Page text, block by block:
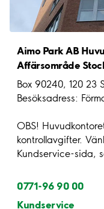
Aimo Park AB
Affärsområde
Box 90240, 120 23
Besöksadress:
OBS!
kontrollavgifter.
Kundservice-sida,
0771-96 90 00
Kundservice